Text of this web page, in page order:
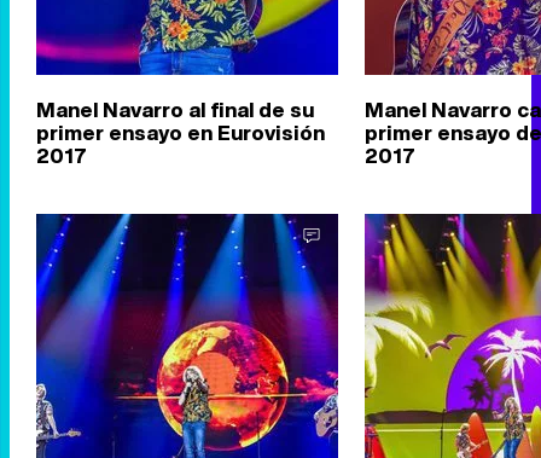
Manel Navarro al final de su
primer ensayo en Eurovisión
2017
Manel Navarro
primer ensayo
2017